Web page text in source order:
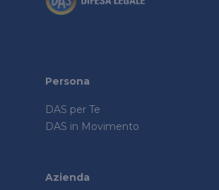
Persona
DAS per Te
DAS in Movimento
Azienda